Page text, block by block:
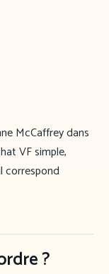
McCaffrey dans
VF simple,
correspond
?